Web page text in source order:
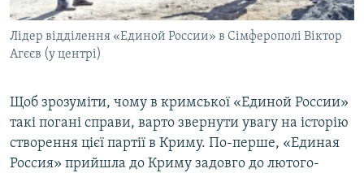
Лідер відділення «Единой России» в Сімферополі Віктор
Агєєв (у центрі)
Щоб зрозуміти, чому в кримської «Единой России»
такі погані справи, варто звернути увагу на історію
створення цієї партії в Криму. По-перше, «Единая
Россия» прийшла до Криму задовго до лютого-